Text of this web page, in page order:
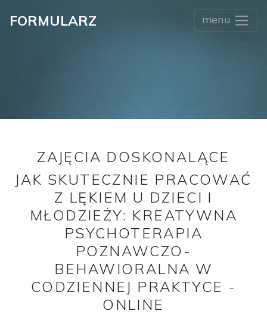
FORMULARZ menu
ZAJĘCIA DOSKONALĄCE
JAK SKUTECZNIE PRACOWAĆ
Z LĘKIEM U DZIECI I
MŁODZIEŻY: KREATYWNA
PSYCHOTERAPIA
POZNAWCZO-
BEHAWIORALNA W
CODZIENNEJ PRAKTYCE -
ONLINE